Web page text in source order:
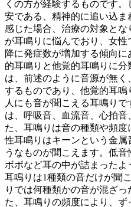
くの方が経験するものです
安である、精神的に追い込
感じた場合、治療の対象とな
が耳鳴りに悩んでおり、女性
降に発症数が増加する傾向
的耳鳴りと他覚的耳鳴りに
は、前述のように音源が無
するものであり、他覚的耳
人にも音が聞こえる耳鳴り
は、呼吸音、血流音、心拍
た、耳鳴りは音の種類や頻
性耳鳴りはキーンという金
うなものが聞こえます。低
ボボなど耳の中が詰まった
耳鳴りは1種類の音だけが聞
りでは何種類かの音が混ざ
た、耳鳴りの頻度により、